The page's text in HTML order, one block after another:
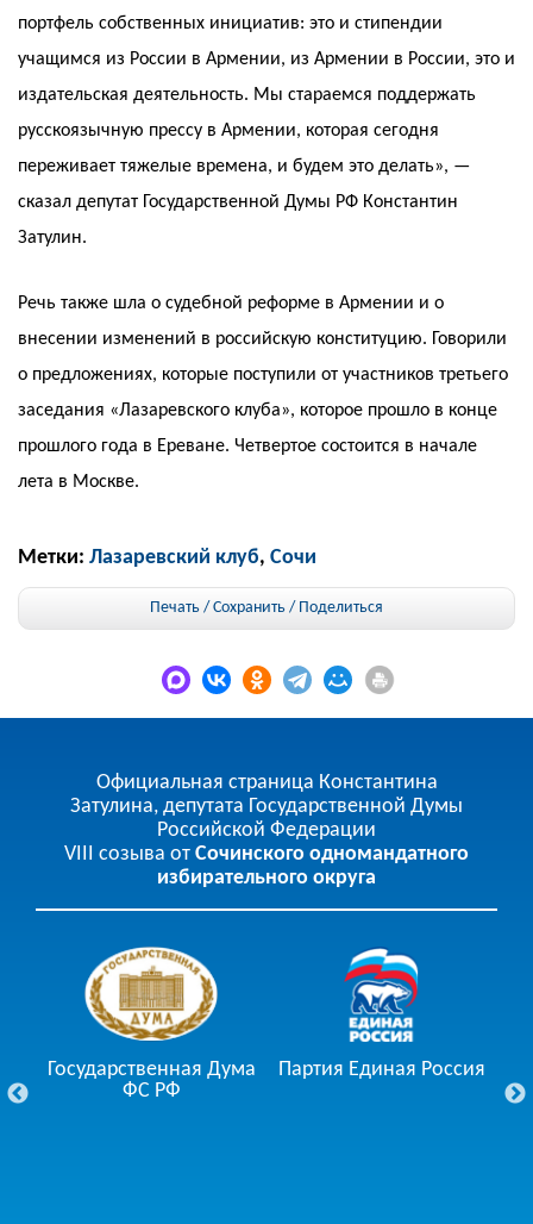
портфель собственных инициатив: это и стипендии
учащимся из России в Армении, из Армении в России, это и
издательская деятельность. Мы стараемся поддержать
русскоязычную прессу в Армении, которая сегодня
переживает тяжелые времена, и будем это делать», —
сказал депутат Государственной Думы РФ Константин
Затулин.
Речь также шла о судебной реформе в Армении и о
внесении изменений в российскую конституцию. Говорили
о предложениях, которые поступили от участников третьего
заседания «Лазаревского клуба», которое прошло в конце
прошлого года в Ереване. Четвертое состоится в начале
лета в Москве.
Метки: Лазаревский клуб, Сочи
Печать / Сохранить / Поделиться
Официальная страница Константина
Затулина, депутата Государственной Думы
Российской Федерации
VIII созыва от Сочинского одномандатного
избирательного округа
Государственная Дума
ФС РФ
Партия Единая Россия